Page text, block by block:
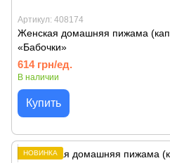
Артикул: 408174
Женская домашняя пижама
«Бабочки»
614 грн/ед.
В наличии
Купить
НОВИНКА